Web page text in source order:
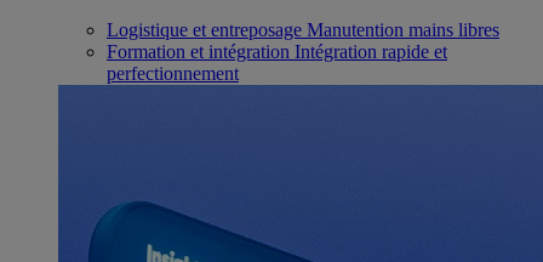
Logistique et entreposage Manutention mains libres
Formation et intégration Intégration rapide et
perfectionnement